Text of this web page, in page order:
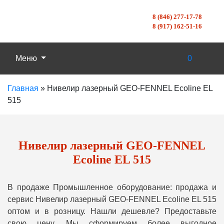
8 (846) 277-17-78
8 (917) 162-51-16
Меню 0
Главная » Нивелир лазерный GEO-FENNEL Ecoline EL
515
Нивелир лазерный GEO-FENNEL
Ecoline EL 515
В продаже Промышленное оборудование: продажа и
сервис Нивелир лазерный GEO-FENNEL Ecoline EL 515
оптом и в розницу. Нашли дешевле? Предоставьте